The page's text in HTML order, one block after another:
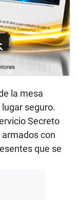
la mesa
seguro.
Secreto
con
que se